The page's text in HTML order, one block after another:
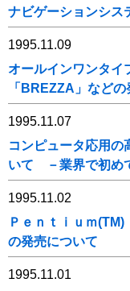
ナビゲーションシス
1995.11.09
オールインワンタイ
「BREZZA」など
1995.11.07
コンピュータ応用の
いて －業界で初め
1995.11.02
Ｐｅｎｔｉｕｍ
の発売について
1995.11.01